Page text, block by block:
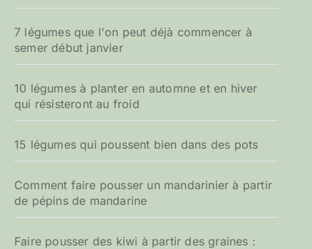
7 légumes que l'on peut déjà commencer à
semer début janvier
10 légumes à planter en automne et en hiver
qui résisteront au froid
15 légumes qui poussent bien dans des pots
Comment faire pousser un mandarinier à partir
de pépins de mandarine
Faire pousser des kiwi à partir des graines :